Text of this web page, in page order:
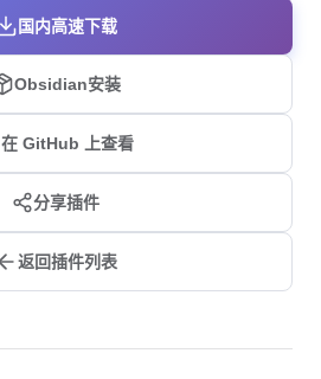
国内高速下载
Obsidian安装
在 GitHub 上查看
分享插件
返回插件列表